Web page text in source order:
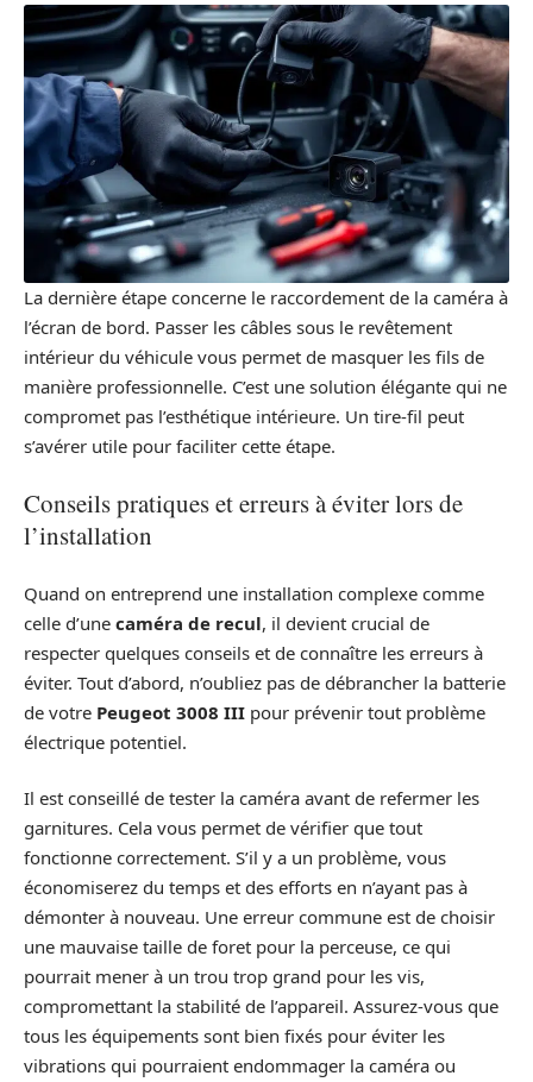
La dernière étape concerne le raccordement de la caméra à
l’écran de bord. Passer les câbles sous le revêtement
intérieur du véhicule vous permet de masquer les fils de
manière professionnelle. C’est une solution élégante qui ne
compromet pas l’esthétique intérieure. Un tire-fil peut
s’avérer utile pour faciliter cette étape.
Conseils pratiques et erreurs à éviter lors de
l’installation
Quand on entreprend une installation complexe comme
celle d’une caméra de recul, il devient crucial de
respecter quelques conseils et de connaître les erreurs à
éviter. Tout d’abord, n’oubliez pas de débrancher la batterie
de votre Peugeot 3008 III pour prévenir tout problème
électrique potentiel.
Il est conseillé de tester la caméra avant de refermer les
garnitures. Cela vous permet de vérifier que tout
fonctionne correctement. S’il y a un problème, vous
économiserez du temps et des efforts en n’ayant pas à
démonter à nouveau. Une erreur commune est de choisir
une mauvaise taille de foret pour la perceuse, ce qui
pourrait mener à un trou trop grand pour les vis,
compromettant la stabilité de l’appareil. Assurez-vous que
tous les équipements sont bien fixés pour éviter les
vibrations qui pourraient endommager la caméra ou